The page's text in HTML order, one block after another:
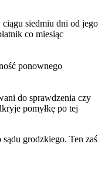
siedmiu dni od jego
co miesiąc
ponownego
do sprawdzenia czy
pomyłkę po tej
grodzkiego. Ten zaś